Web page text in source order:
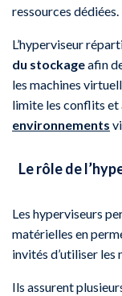
ressources dédiées.
L’hyperviseur
du stockageafin
les machines
limite les conflits et
environnements
Le rôle de
Les hyperviseurs
matérielles en
invités d’utiliser les
Ils assurent